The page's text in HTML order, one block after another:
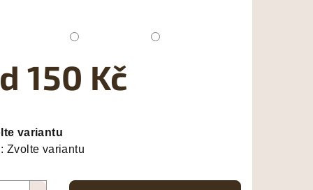
150 Kč
variantu
Zvolte variantu